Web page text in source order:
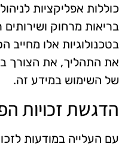
כוללות אפליקציות
בריאות מרחוק ושירותים
בטכנולוגיות אלו
את התהליך, את הצורך
של השימוש במידע זה.
הדגשת זכויות